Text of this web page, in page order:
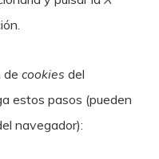
de cookies del
estos pasos (pueden
navegador):